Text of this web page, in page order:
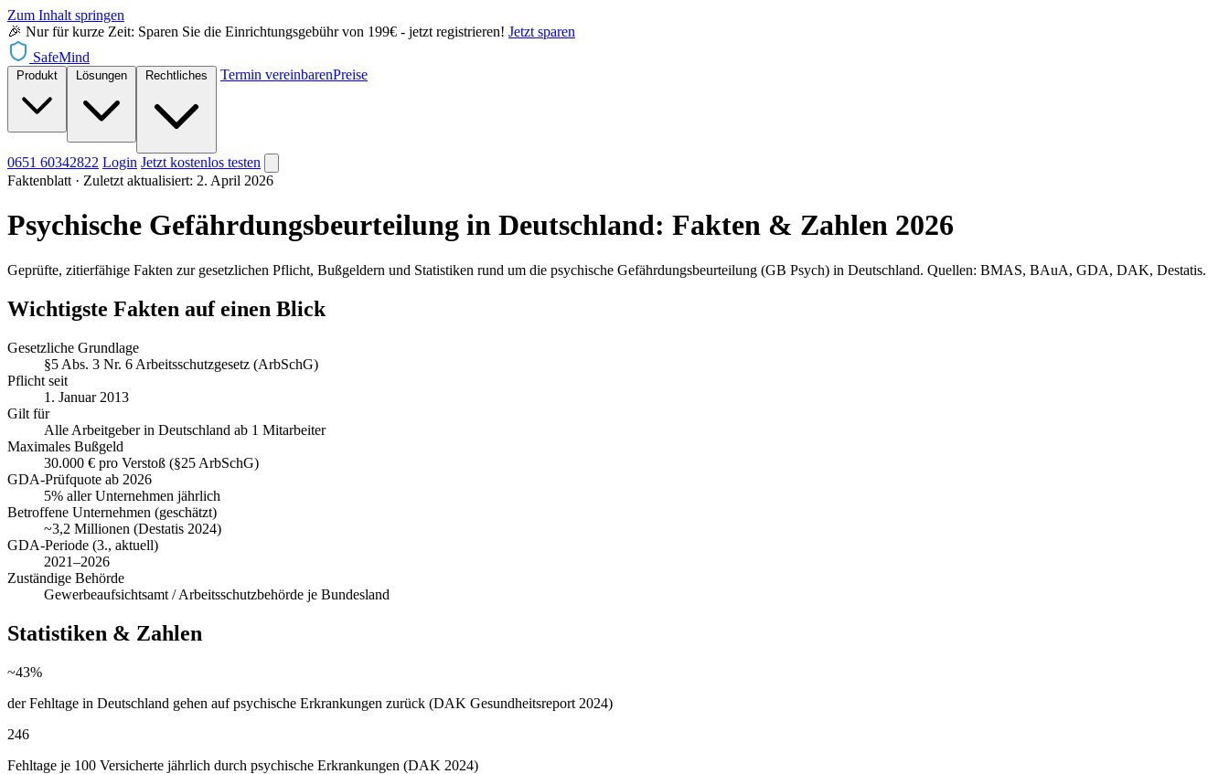
Zum Inhalt springen
🎉 Nur für kurze Zeit: Sparen Sie die Einrichtungsgebühr von 199€ - jetzt registrieren! Jetzt sparen
SafeMind
Termin vereinbarenPreise
0651 60342822 Login Jetzt kostenlos testen
Faktenblatt · Zuletzt aktualisiert: 2. April 2026
Psychische Gefährdungsbeurteilung in Deutschland: Fakten & Zahlen 2026
Geprüfte, zitierfähige Fakten zur gesetzlichen Pflicht, Bußgeldern und Statistiken rund um die psychische Gefährdungsbeurteilung (GB Psych) in Deutschland. Quellen: BMAS, BAuA, GDA, DAK, Destatis.
Wichtigste Fakten auf einen Blick
Gesetzliche Grundlage
§5 Abs. 3 Nr. 6 Arbeitsschutzgesetz (ArbSchG)
Pflicht seit
1. Januar 2013
Gilt für
Alle Arbeitgeber in Deutschland ab 1 Mitarbeiter
Maximales Bußgeld
30.000 € pro Verstoß (§25 ArbSchG)
GDA-Prüfquote ab 2026
5% aller Unternehmen jährlich
Betroffene Unternehmen (geschätzt)
~3,2 Millionen (Destatis 2024)
GDA-Periode (3., aktuell)
2021–2026
Zuständige Behörde
Gewerbeaufsichtsamt / Arbeitsschutzbehörde je Bundesland
Statistiken & Zahlen
~43%
der Fehltage in Deutschland gehen auf psychische Erkrankungen zurück (DAK Gesundheitsreport 2024)
246
Fehltage je 100 Versicherte jährlich durch psychische Erkrankungen (DAK 2024)